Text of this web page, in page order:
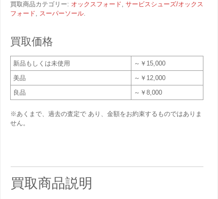
買取商品カテゴリー: オックスフォード, サービスシューズ/オックス
フォード, スーパーソール.
買取価格
新品もしくは未使用
～￥15,000
美品
～￥12,000
良品
～￥8,000
※あくまで、過去の査定で あり、金額をお約束するものではありま
せん。
買取商品説明